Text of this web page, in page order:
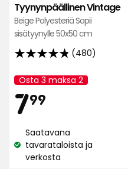
Tyynynpäällinen Vintage
Beige Polyesteriä Sopii
sisätyynylle 50x50 cm
(480)
4.8
tähteä
5:stä,
480
arvostelun
perusteella
Kampanjan
nimi:
Osta 3 maksa 2
799
€
Katso
saatavuus:
Saatavana
tavarataloista ja
verkosta